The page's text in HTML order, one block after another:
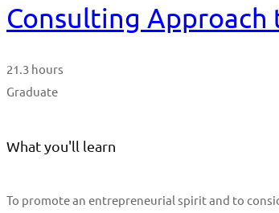
Consulting Approach
21.3 hours
Graduate
What you'll learn
To promote an entrepreneurial spirit and to